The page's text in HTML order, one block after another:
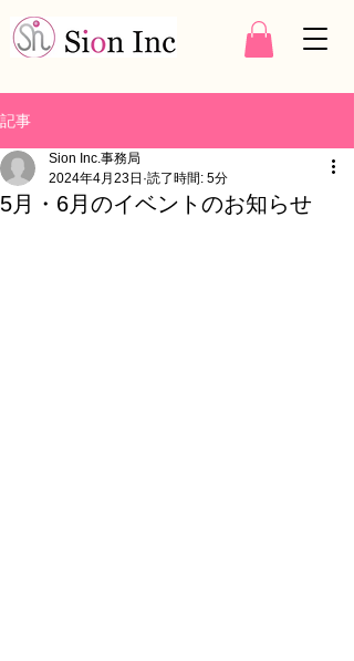
記事
5月・6月のイベントのお知らせ
Sion Inc.事務局
2024年4月23日 読了時間: 5分